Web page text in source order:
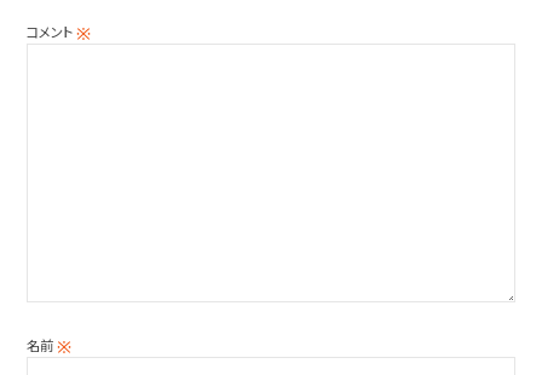
コメント※
名前※